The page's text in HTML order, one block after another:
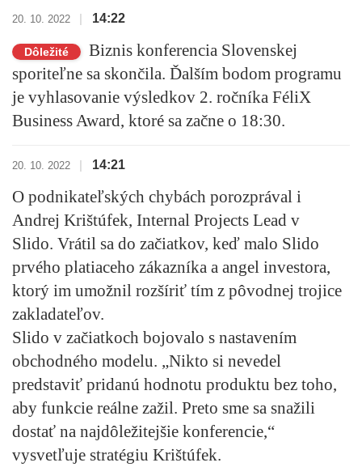
20. 10. 2022 14:22
Dôležité
Biznis konferencia Slovenskej
sporiteľne sa skončila. Ďalším bodom programu
je vyhlasovanie výsledkov 2. ročníka FéliX
Business Award, ktoré sa začne o 18:30.
20. 10. 2022 14:21
O podnikateľských chybách porozprával i
Andrej Krištúfek, Internal Projects Lead v
Slido. Vrátil sa do začiatkov, keď malo Slido
prvého platiaceho zákazníka a angel investora,
ktorý im umožnil rozšíriť tím z pôvodnej trojice
zakladateľov.
Slido v začiatkoch bojovalo s nastavením
obchodného modelu. „Nikto si nevedel
predstaviť pridanú hodnotu produktu bez toho,
aby funkcie reálne zažil. Preto sme sa snažili
dostať na najdôležitejšie konferencie,“
vysvetľuje stratégiu Krištúfek.